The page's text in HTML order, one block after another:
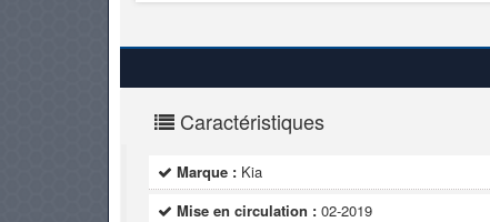
Caractéristiques
Marque : Kia
Mise en circulation : 02-2019